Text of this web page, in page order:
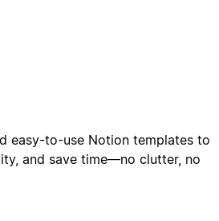
easy-to-use Notion templates to
and save time—no clutter, no